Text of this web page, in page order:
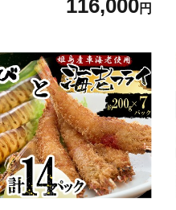
116,000円